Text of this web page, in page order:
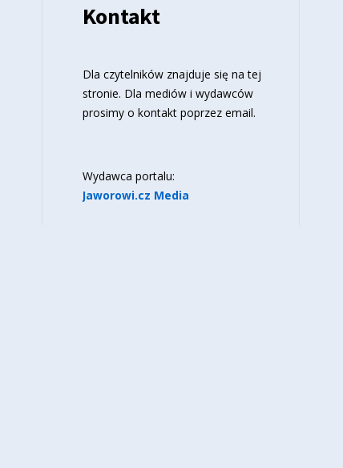
Kontakt
Dla czytelników znajduje się na tej
stronie. Dla mediów i wydawców
prosimy o kontakt poprzez email.
Wydawca portalu:
Jaworowi.cz Media